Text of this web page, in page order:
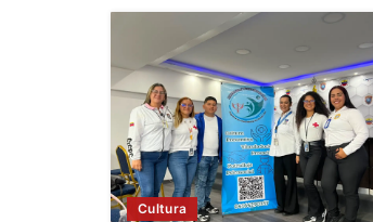
Cultura